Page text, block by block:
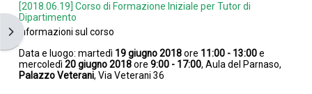
Apri il cassetto del blocco
[2018.06.19] Corso di Formazione Iniziale per Tutor di
Dipartimento
Informazioni sul corso
Data e luogo: martedì 19 giugno 2018ore 11:00 - 13:00e
mercoledì20 giugno 2018ore9:00 - 17:00, Aula del Parnaso,
Palazzo Veterani, Via Veterani 36